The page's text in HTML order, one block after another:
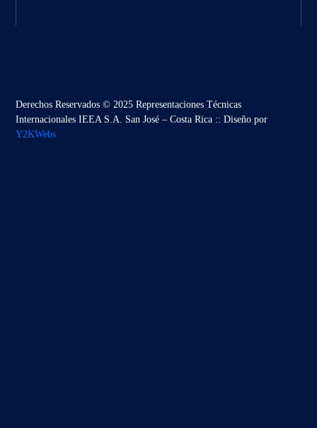
Derechos Reservados © 2025 Representaciones Técnicas
Internacionales IEEA S.A. San José – Costa Rica :: Diseño por
Y2KWebs